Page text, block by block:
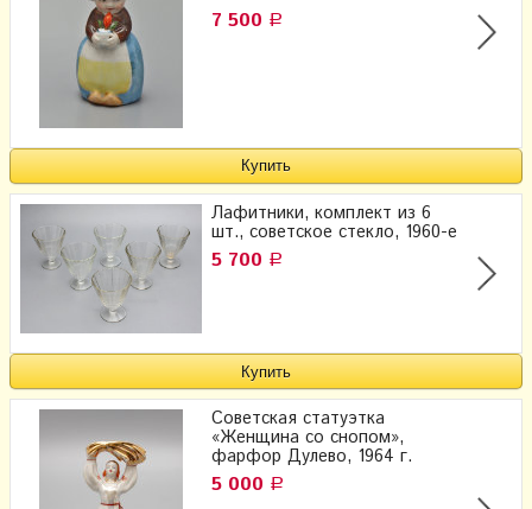
7 500 Р
Лафитники, комплект из 6
шт., советское стекло, 1960-е
5 700 Р
Советская статуэтка
«Женщина со снопом»,
фарфор Дулево, 1964 г.
5 000 Р